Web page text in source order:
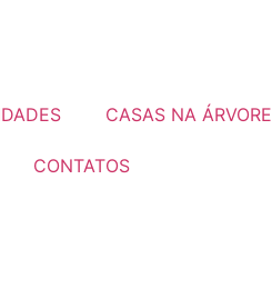
CASAS NA ÁRVORE
CONTATOS